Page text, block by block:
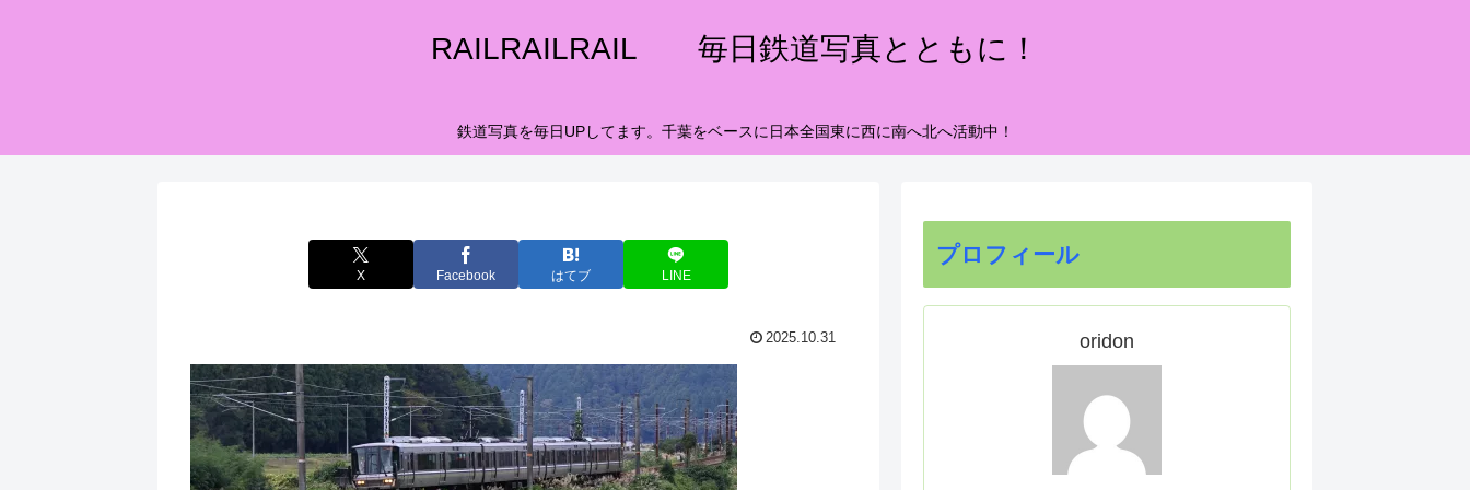
RAILRAILRAIL 毎日鉄道写真とともに！
鉄道写真を毎日UPしてます。千葉をベースに日本全国東に西に南へ北へ活動中！
X Facebook はてブ LINE
2025.10.31
プロフィール
oridon